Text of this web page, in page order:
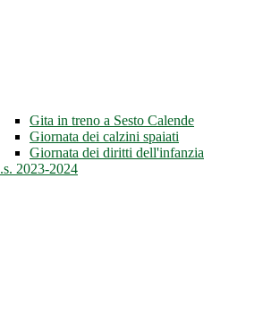
Gita in treno a Sesto Calende
Giornata dei calzini spaiati
Giornata dei diritti dell'infanzia
2023-2024